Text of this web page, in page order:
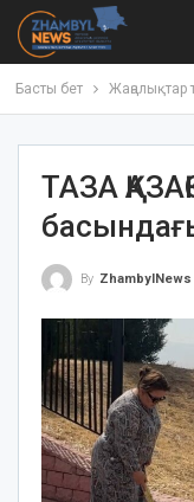
Басты бет Жаңалықтар
ТАЗА
By ZhambylNews